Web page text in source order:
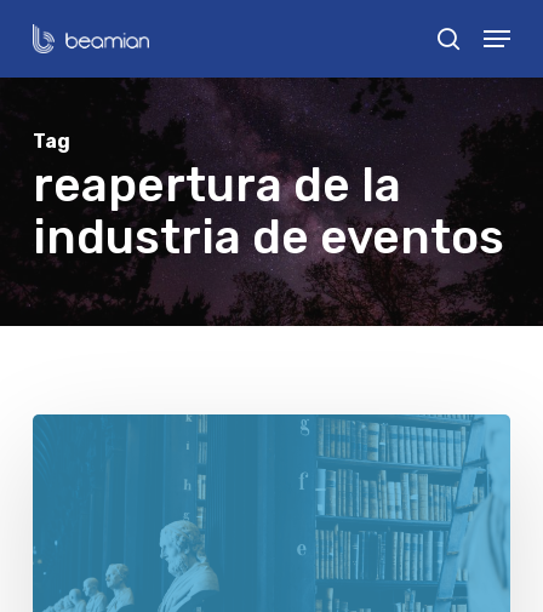
Skip
content
search
Menu
Tag
reapertura de la
industria de eventos
realización
Close
Menu